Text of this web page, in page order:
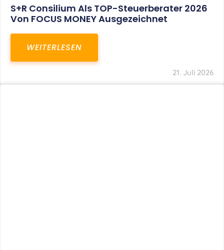
S+R Consilium Als TOP-Steuerberater 2026
Von FOCUS MONEY Ausgezeichnet
WEITERLESEN
21. Juli 2026